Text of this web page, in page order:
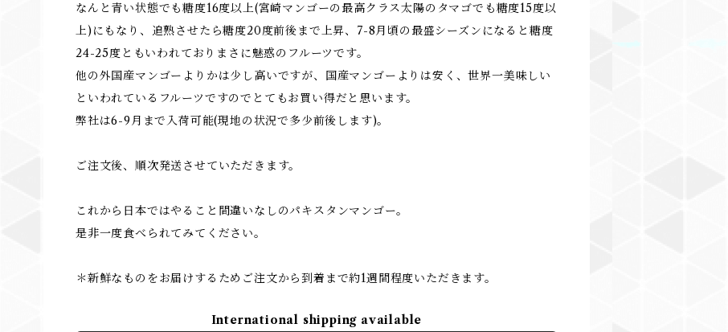
なんと青い状態でも糖度16度以上(宮崎マンゴーの最高クラス太陽のタマゴでも糖度15度以
上)にもなり、追熟させたら糖度20度前後まで上昇、7-8月頃の最盛シーズンになると糖度
24-25度ともいわれておりまさに魅惑のフルーツです。
他の外国産マンゴーよりかは少し高いですが、国産マンゴーよりは安く、世界一美味しい
といわれているフルーツですのでとてもお買い得だと思います。
弊社は6-9月まで入荷可能(現地の状況で多少前後します)。
ご注文後、順次発送させていただきます。
これから日本ではやること間違いなしのパキスタンマンゴー。
是非一度食べられてみてください。
＊新鮮なものをお届けするためご注文から到着まで約1週間程度いただきます。
International shipping available